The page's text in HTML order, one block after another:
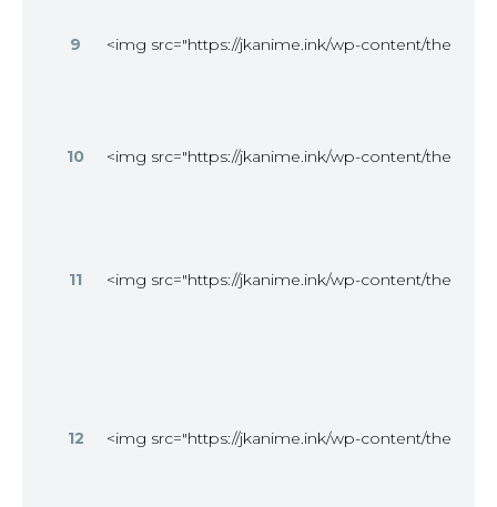
9 <img src="https://jkanime.ink/wp-content/
10 <img src="https://jkanime.ink/wp-content/
11 <img src="https://jkanime.ink/wp-content/
12 <img src="https://jkanime.ink/wp-content/